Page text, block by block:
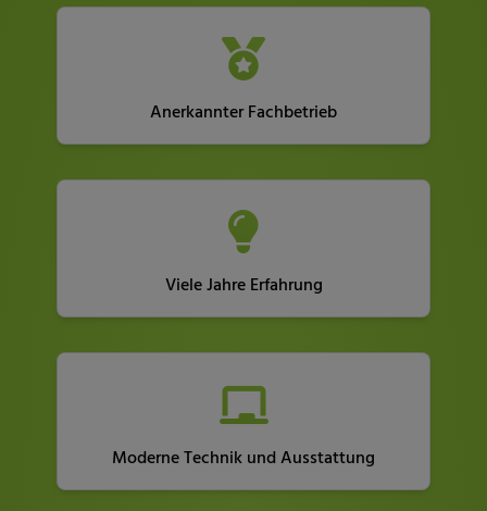
Anerkannter Fachbetrieb
Viele Jahre Erfahrung
Moderne Technik und Ausstattung